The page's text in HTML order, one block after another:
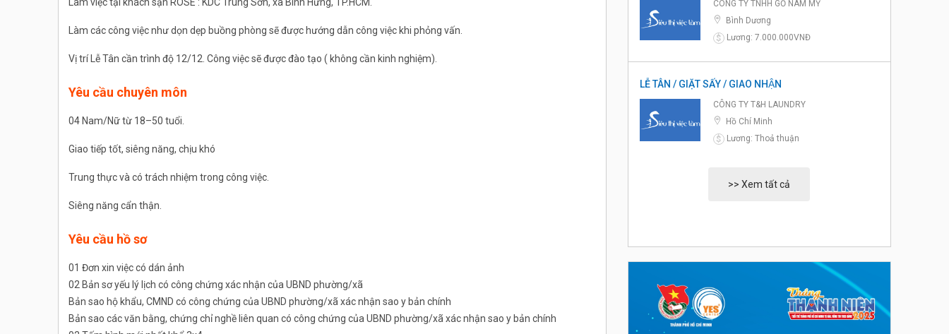
Làm các công việc như dọn dẹp buồng phòng sẽ được hướng dẫn công việc khi phỏng vấn.
Vị trí Lễ Tân cần trình độ 12/12. Công việc sẽ được đào tạo ( không cần kinh nghiệm).
Yêu cầu chuyên môn
04 Nam/Nữ từ 18–50 tuổi.
Giao tiếp tốt, siêng năng, chịu khó
Trung thực và có trách nhiệm trong công việc.
Siêng năng cẩn thận.
Yêu cầu hồ sơ
01 Đơn xin việc có dán ảnh
02 Bản sơ yếu lý lịch có công chứng xác nhận của UBND phường/xã
Bản sao hộ khẩu, CMND có công chứng của UBND phường/xã xác nhận sao y bản chính
Bản sao các văn bằng, chứng chỉ nghề liên quan có công chứng của UBND phường/xã xác nhận sao y bản chính
CÔNG TY TNHH GỖ NAM MỸ
Bình Dương
$
Lương: 7.000.000VNĐ
LỄ TÂN / GIẶT SẤY / GIAO NHẬN
CÔNG TY T&H LAUNDRY
Hồ Chí Minh
$
Lương: Thoả thuận
>> Xem tất cả